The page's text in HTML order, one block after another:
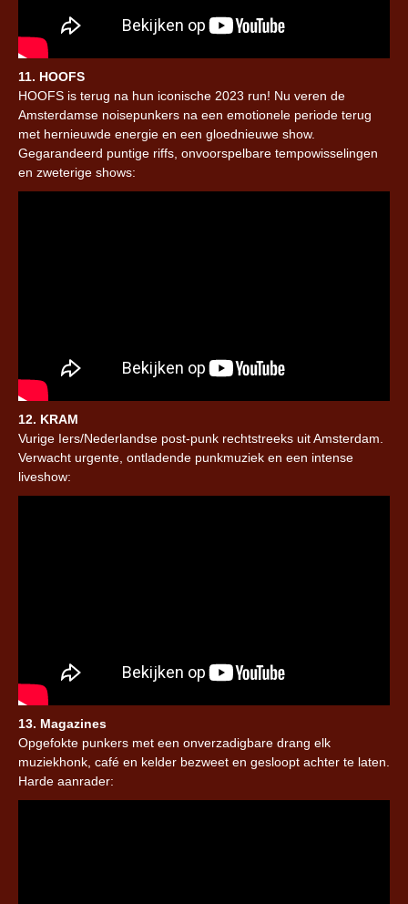
11. HOOFS
HOOFS is terug na hun iconische 2023 run! Nu veren de
Amsterdamse noisepunkers na een emotionele periode terug
met hernieuwde energie en een gloednieuwe show.
Gegarandeerd puntige riffs, onvoorspelbare tempowisselingen
en zweterige shows:
12. KRAM
Vurige Iers/Nederlandse post-punk rechtstreeks uit Amsterdam.
Verwacht urgente, ontladende punkmuziek en een intense
liveshow:
13. Magazines
Opgefokte punkers met een onverzadigbare drang elk
muziekhonk, café en kelder bezweet en gesloopt achter te laten.
Harde aanrader: